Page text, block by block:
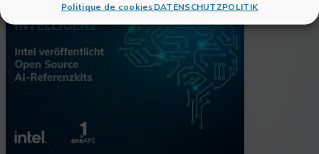
Politique de cookies DATENSCHUTZPOLITIK